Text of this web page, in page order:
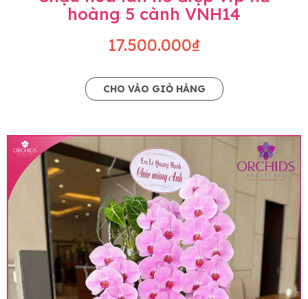
hoàng 5 cành VNH14
17.500.000₫
CHO VÀO GIỎ HÀNG